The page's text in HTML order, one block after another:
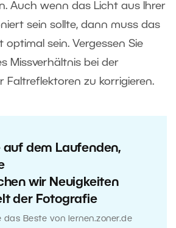
Auch wenn das Licht aus Ihrer
sein sollte, dann muss das
optimal sein. Vergessen Sie
Missverhältnis bei der
Faltreflektoren zu korrigieren.
auf dem Laufenden,
wir Neuigkeiten
der Fotografie
das Beste von lernen.zoner.de